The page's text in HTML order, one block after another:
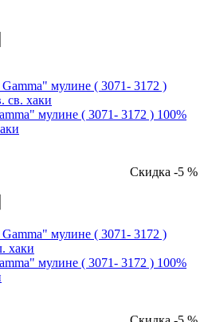
мулине ( 3071- 3172 ) 100%
Скидка -5 %
мулине ( 3071- 3172 ) 100%